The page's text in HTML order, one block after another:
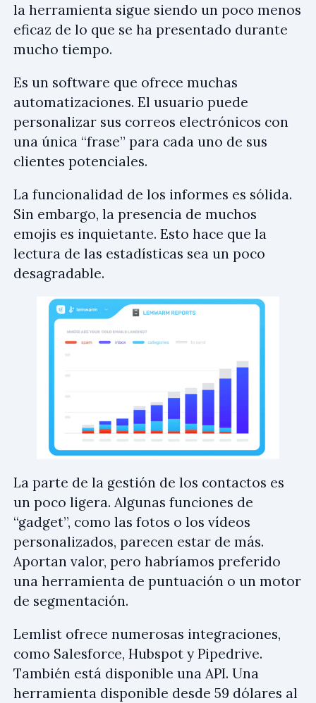
la herramienta sigue siendo un poco menos
eficaz de lo que se ha presentado durante
mucho tiempo.
Es un software que ofrece muchas
automatizaciones. El usuario puede
personalizar sus correos electrónicos con
una única “frase” para cada uno de sus
clientes potenciales.
La funcionalidad de los informes es sólida.
Sin embargo, la presencia de muchos
emojis es inquietante. Esto hace que la
lectura de las estadísticas sea un poco
desagradable.
La parte de la gestión de los contactos es
un poco ligera. Algunas funciones de
“gadget”, como las fotos o los vídeos
personalizados, parecen estar de más.
Aportan valor, pero habríamos preferido
una herramienta de puntuación o un motor
de segmentación.
Lemlist ofrece numerosas integraciones,
como Salesforce, Hubspot y Pipedrive.
También está disponible una API. Una
herramienta disponible desde 59 dólares al